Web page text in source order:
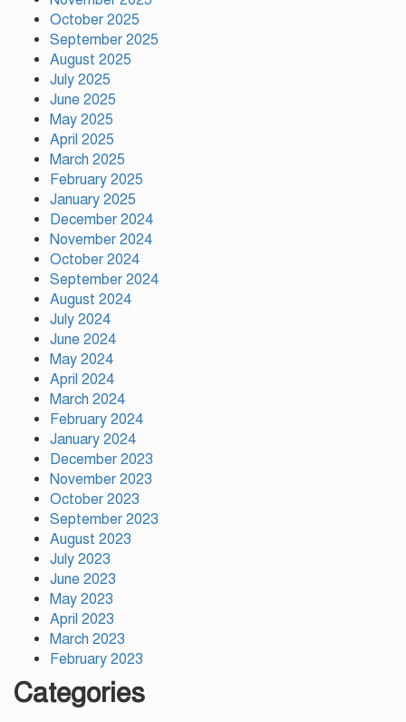
মির্জা ফখরুলই বিএনপির রাষ্ট্রপতি
প্রার্থী, ঘোষণা বুধবার
October 2025
September 2025
August 2025
July 2025
June 2025
May 2025
April 2025
March 2025
February 2025
January 2025
December 2024
November 2024
October 2024
September 2024
August 2024
July 2024
June 2024
May 2024
April 2024
March 2024
February 2024
January 2024
December 2023
November 2023
October 2023
September 2023
August 2023
July 2023
June 2023
May 2023
April 2023
March 2023
February 2023
Categories